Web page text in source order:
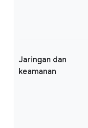
Jaringan dan
keamanan